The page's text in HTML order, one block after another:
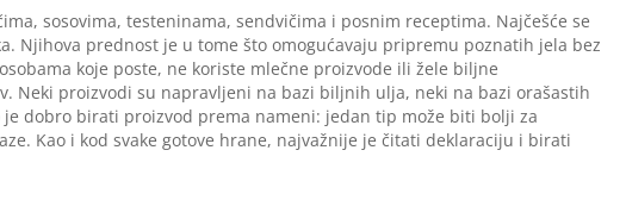
sosovima, testeninama, sendvičima i posnim receptima. Najčešće se
Njihova prednost je u tome što omogućavaju pripremu poznatih jela bez
koje poste, ne koriste mlečne proizvode ili žele biljne
Neki proizvodi su napravljeni na bazi biljnih ulja, neki na bazi orašastih
dobro birati proizvod prema nameni: jedan tip može biti bolji za
Kao i kod svake gotove hrane, najvažnije je čitati deklaraciju i birati